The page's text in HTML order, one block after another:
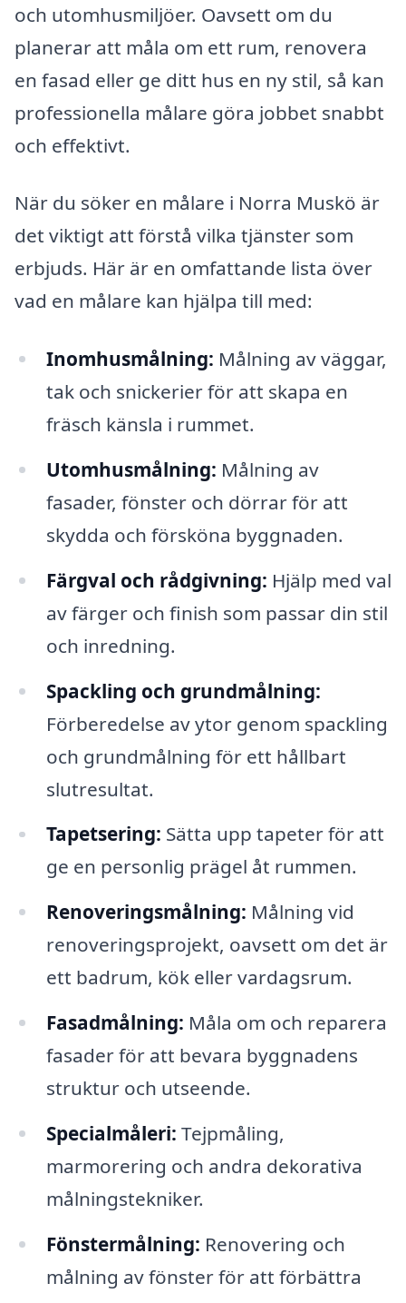
och utomhusmiljöer. Oavsett om du
planerar att måla om ett rum, renovera
en fasad eller ge ditt hus en ny stil, så kan
professionella målare göra jobbet snabbt
och effektivt.
När du söker en målare i Norra Muskö är
det viktigt att förstå vilka tjänster som
erbjuds. Här är en omfattande lista över
vad en målare kan hjälpa till med:
Inomhusmålning: Målning av väggar,
tak och snickerier för att skapa en
fräsch känsla i rummet.
Utomhusmålning: Målning av
fasader, fönster och dörrar för att
skydda och försköna byggnaden.
Färgval och rådgivning: Hjälp med val
av färger och finish som passar din stil
och inredning.
Spackling och grundmålning:
Förberedelse av ytor genom spackling
och grundmålning för ett hållbart
slutresultat.
Tapetsering: Sätta upp tapeter för att
ge en personlig prägel åt rummen.
Renoveringsmålning: Målning vid
renoveringsprojekt, oavsett om det är
ett badrum, kök eller vardagsrum.
Fasadmålning: Måla om och reparera
fasader för att bevara byggnadens
struktur och utseende.
Specialmåleri: Tejpmåling,
marmorering och andra dekorativa
målningstekniker.
Fönstermålning: Renovering och
målning av fönster för att förbättra